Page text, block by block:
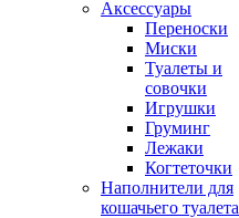
Аксессуары
Переноски
Миски
Туалеты и
совочки
Игрушки
Груминг
Лежаки
Когтеточки
Наполнители для
кошачьего туалета